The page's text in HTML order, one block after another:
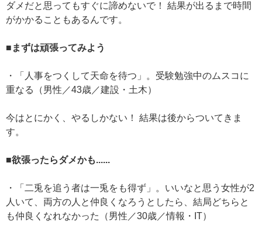
ダメだと思ってもすぐに諦めないで！ 結果が出るまで時間
がかかることもあるんです。
■まずは頑張ってみよう
・「人事をつくして天命を待つ」。受験勉強中のムスコに
重なる（男性／43歳／建設・土木）
今はとにかく、やるしかない！ 結果は後からついてきま
す。
■欲張ったらダメかも......
・「二兎を追う者は一兎をも得ず」。いいなと思う女性が2
人いて、両方の人と仲良くなろうとしたら、結局どちらと
も仲良くなれなかった（男性／30歳／情報・IT）